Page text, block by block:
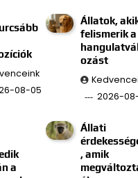
08-05
Állatok,
felismerik a
ozást
2026-
a
Állati
, amik